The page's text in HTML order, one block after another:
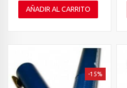
AÑADIR AL CARRITO
-15%